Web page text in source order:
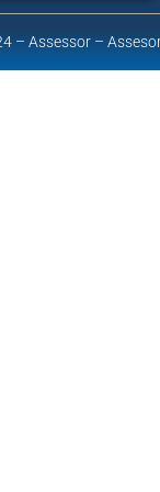
– Assessor –